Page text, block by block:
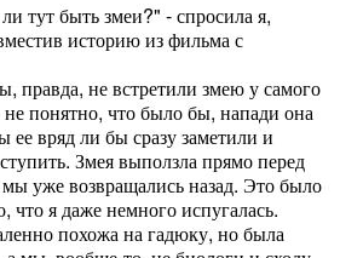
тут быть змеи?" - спросила я,
историю из фильма с
правда, не встретили змею у самого
понятно, что было бы, напади она
ее вряд ли бы сразу заметили и
Змея выползла прямо перед
уже возвращались назад. Это было
что я даже немного испугалась.
похожа на гадюку, но была